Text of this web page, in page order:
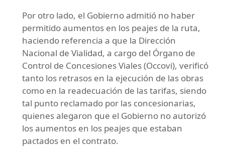
Por otro lado, el Gobierno admitió no haber
permitido aumentos en los peajes de la ruta,
haciendo referencia a que la Dirección
Nacional de Vialidad, a cargo del Órgano de
Control de Concesiones Viales (Occovi), verificó
tanto los retrasos en la ejecución de las obras
como en la readecuación de las tarifas, siendo
tal punto reclamado por las concesionarias,
quienes alegaron que el Gobierno no autorizó
los aumentos en los peajes que estaban
pactados en el contrato.